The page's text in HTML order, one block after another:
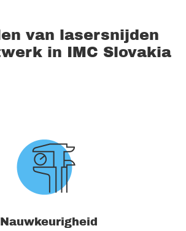
van lasersnijden
in IMC Slovakia
Nauwkeurigheid